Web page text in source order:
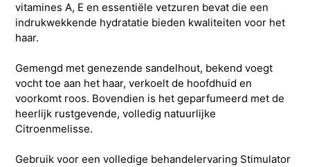
vitamines A, E en essentiële vetzuren bevat die een
indrukwekkende hydratatie bieden kwaliteiten voor het
haar.
Gemengd met genezende sandelhout, bekend voegt
vocht toe aan het haar, verkoelt de hoofdhuid en
voorkomt roos. Bovendien is het geparfumeerd met de
heerlijk rustgevende, volledig natuurlijke
Citroenmelisse.
Gebruik voor een volledige behandelervaring Stimulator